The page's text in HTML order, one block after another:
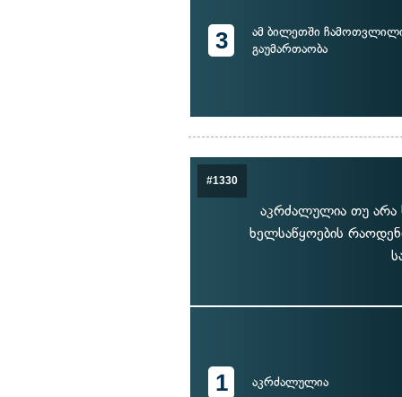
3
ამ ბილეთში
გაუმართაობა
#1330
აკრძალულია თუ არა
ხელსაწყოების
1 აკრძალულია